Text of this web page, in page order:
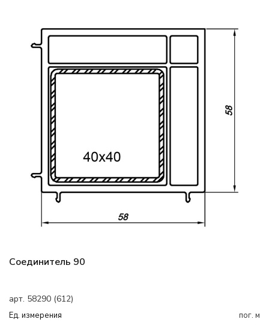
Соединитель 90
арт. 58290 (612)
Ед. измерения
пог. м